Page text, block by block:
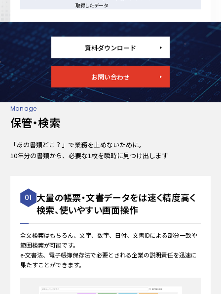
取得したデータ
資料ダウンロード
お問い合わせ
Manage
保管・検索
「あの書類どこ？」で業務を止めないために。
10年分の書類から、必要な1枚を瞬時に見つけ出します
01 大量の帳票・文書データをは速く精度高く
検索、使いやすい画面操作
全⽂検索はもちろん、⽂字、数字、⽇付、文書IDによる部分⼀致や
範囲検索が可能です。
e-文書法、電⼦帳簿保存法で必要とされる企業の説明責任を迅速に
果たすことができます。